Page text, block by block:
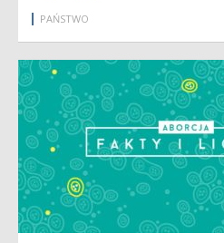
PAŃSTWO